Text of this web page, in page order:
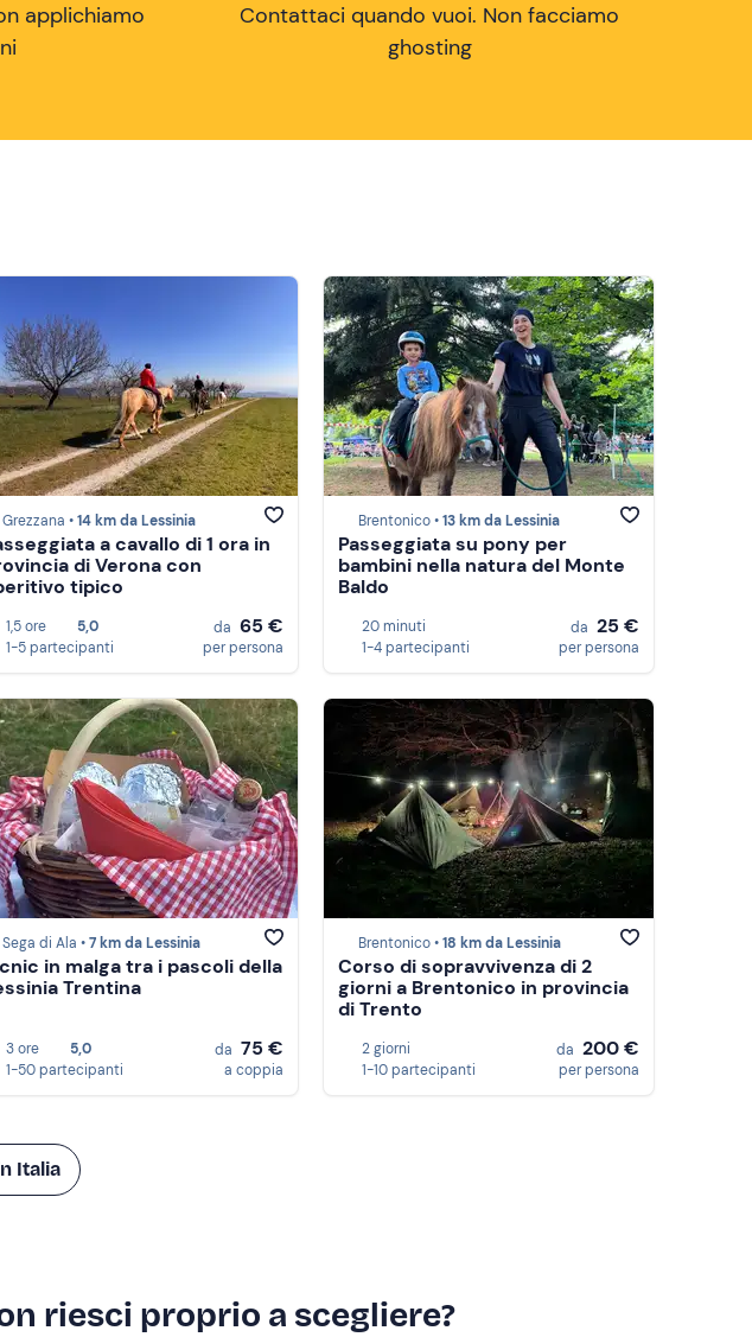
applichiamo
Contattaci quando vuoi. Non facciamo
ghosting
Grezzana •14 km da Lessinia
a cavallo di 1 ora in
di Verona con
tipico
1,5 ore
5,0
1-5 partecipanti
da 65 €
per persona
Brentonico •13 km da Lessinia
Passeggiata su pony per
bambini nella natura del Monte
Baldo
20 minuti
1-4 partecipanti
da 25 €
per persona
Sega di Ala •7 km da Lessinia
in malga tra i pascoli della
Trentina
3 ore
5,0
1-50 partecipanti
da 75 €
a coppia
Brentonico •18 km da Lessinia
Corso di sopravvivenza di 2
giorni a Brentonico in provincia
di Trento
2 giorni
1-10 partecipanti
da 200 €
per persona
Italia
riesci proprio a scegliere?